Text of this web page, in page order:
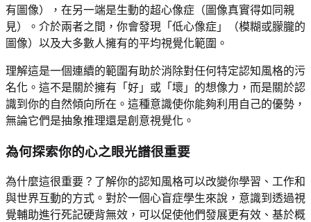
有圖像），在另一端是生動的超心像症（圖像真實得如同親
見）。介於兩者之間，你會發現「低心像症」（模糊或朦朧的
圖像）以及大多數人擁有的平均視覺化範圍。
理解這是一個連續的範圍有助於消除對任何特定認知風格的污
名化。這不是關於擁有「好」或「壞」的想像力，而是關於認
識到你的自然傾向所在。這種意識使你能夠利用自己的優勢，
無論它們是抽象推理還是創意視覺化。
為何探索你的心之眼光譜很重要
為什麼這很重要？了解你的認知風格可以改變你學習、工作和
與世界互動的方式。對於一個心盲症學生來說，意識到透過視
覺輔助進行死記硬背無效，可以促使他們發展更有效、基於概